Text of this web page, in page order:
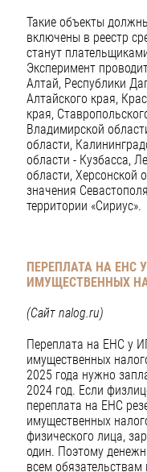
Такие объекты
включены в реестр
станут
Эксперимент
Алтай, Республики
Алтайского края,
края,
Владимирской
области,
области - Кузбасса,
области, Херсонской
значения
территории «Сириус».
ПЕРЕПЛАТА НА ЕНС
ИМУЩЕСТВЕННЫХ
(Сайт nalog.ru)
Переплата на ЕНС у
имущественных
2025 года нужно
2024 год. Если
переплата на ЕНС
имущественных
физического лица,
один. Поэтому
всем обязательствам